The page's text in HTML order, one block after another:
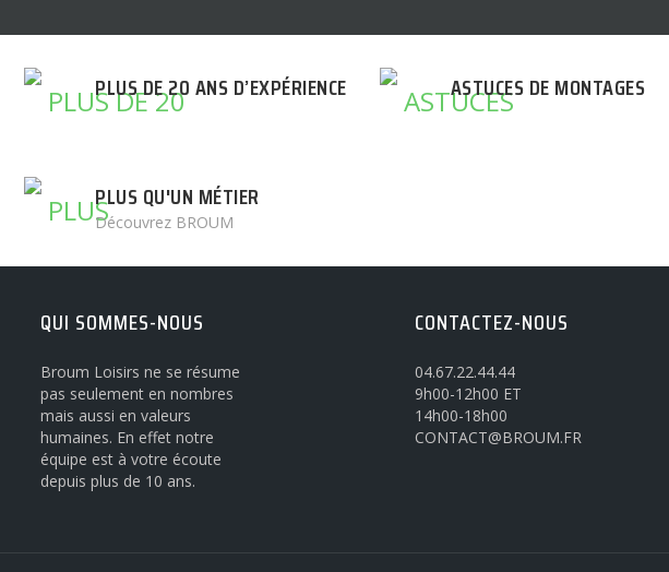
PLUS DE 20 ANS D’EXPÉRIENCE ASTUCES DE MONTAGES
PLUS QU'UN MÉTIER
Découvrez BROUM
QUI SOMMES-NOUS
Broum Loisirs ne se résume
pas seulement en nombres
mais aussi en valeurs
humaines. En effet notre
équipe est à votre écoute
depuis plus de 10 ans.
CONTACTEZ-NOUS
04.67.22.44.44
9h00-12h00 ET
14h00-18h00
CONTACT@BROUM.FR